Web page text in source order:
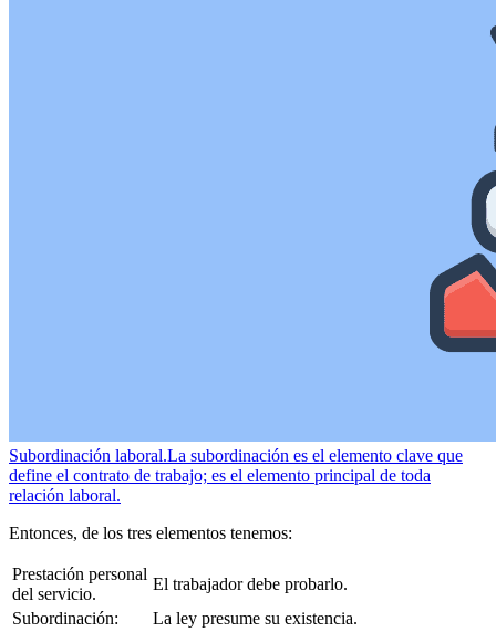
Subordinación laboral.La subordinación es el elemento clave que
define el contrato de trabajo; es el elemento principal de toda
relación laboral.
Entonces, de los tres elementos tenemos:
Prestación personal
del servicio.
El trabajador debe probarlo.
Subordinación:
La ley presume su existencia.